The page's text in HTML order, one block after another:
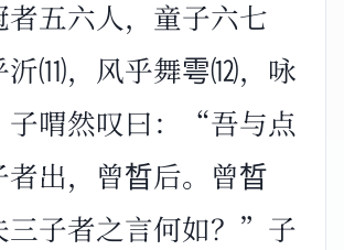
五六人，童子六七
沂⑾，风乎舞雩⑿，咏
喟然叹曰：“吾与点
出，曾晳后。曾晳
子者之言何如？”子